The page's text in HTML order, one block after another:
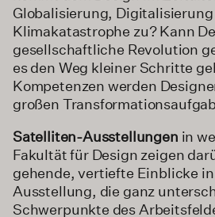
Globalisierung,
Klimakatastrophe zu? Kann
gesellschaftliche Revolution
es den Weg kleiner Schritte
Kompetenzen werden
großen
Satelliten-Ausstellungen in
Fakultät für Design zeigen
gehende, vertiefte Einblicke
Ausstellung, die ganz
Schwerpunkte des